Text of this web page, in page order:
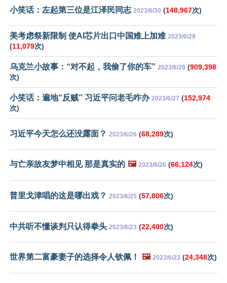
小笑话：左起第三位是江泽民同志 2023/6/30 (148,967次)
美考虑祭新限制 使AI芯片出口中国难上加难 2023/6/29
(11,079次)
乌克兰小故事：“对不起，我偷了你的车” 2023/6/29 (909,398
次)
小笑话：遍地“反贼” 习近平问老毛咋办 2023/6/27 (152,974
次)
习近平今天怎么还没露面？ 2023/6/26 (68,289次)
与亡亲故友梦中相见 那是真实的 🖼️ 2023/6/26 (66,124次)
普里戈津唱的这是哪出戏？ 2023/6/25 (57,806次)
中共听不懂谈判只认得拳头 2023/6/23 (22,400次)
世界第二富豪妻子的选择令人钦佩！ 🖼️ 2023/6/23 (24,348次)